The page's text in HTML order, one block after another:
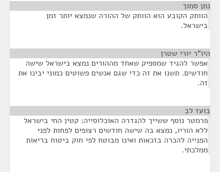
נתן סמוך
הוותק הקובע הוא הוותק של ההורה שנמצא יותר זמן
בישראל.
היו"ר יורי שטרן
אפשר להגיד שמספיק שאחד מההורים נמצא בישראל שישה
חודשים. תשנו את זה כדי שגם אנשים פשוטים כמוני יבינו את
זה.
בועז לב
פרמטר נוסף ששייך להגדרה האוכלוסייה: קטין החי בישראל
ללא הוריו, נמצא בה שישה חודשים רצופים לפחות לפני
הפנייה להכרה בזכאות ואינו מבוטח לפי חוק ביטוח בריאות
ממלכתי.